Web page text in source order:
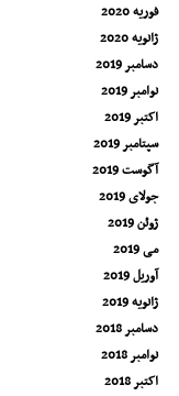
فوریه 2020
ژانویه 2020
دسامبر 2019
نوامبر 2019
اکتبر 2019
سپتامبر 2019
آگوست 2019
جولای 2019
ژوئن 2019
می 2019
آوریل 2019
ژانویه 2019
دسامبر 2018
نوامبر 2018
اکتبر 2018